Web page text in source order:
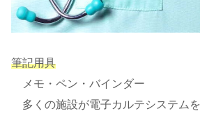
筆記用具
メモ・ペン・バインダー
多くの施設が電子カルテシステムを